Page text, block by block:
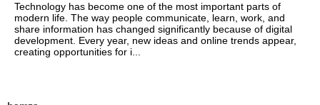
Technology has become one of the most important parts of
modern life. The way people communicate, learn, work, and
share information has changed significantly because of digital
development. Every year, new ideas and online trends appear,
creating opportunities for i...